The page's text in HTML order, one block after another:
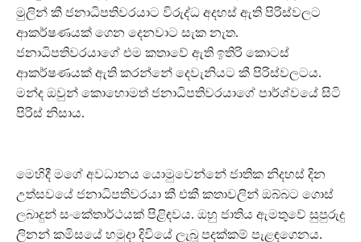
මුලින් කී ජනාධිපතිවරයාට විරුද්ධ අදහස් ඇති පිරිස්වලට
ආකර්ෂණයක් ගෙන දෙනවාට සැක නැත.
ජනාධිපතිවරයාගේ එම කතාවේ ඇති ඉතිරි කොටස්
ආකර්ෂණයක් ඇති කරන්නේ දෙවැනියට කී පිරිස්වලටය.
මන්ද ඔවුන් කොහොමත් ජනාධිපතිවරයාගේ පාර්ශ්වයේ සිටි
පිරිස් නිසාය.
මෙහිදී මගේ අවධානය යොමුවෙන්නේ ජාතික නිදහස් දින
උත්සවයේ ජනාධිපතිවරයා කී එකී කතාවලින් ඔබ්බට ගොස්
ලබාදුන් සංකේතාර්ථයක් පිළිඳවය. ඔහු ජාතිය ඇමතුවේ සුපුරුදු
ලිනන් කමිසයේ හමුදා දිවියේ ලැබූ පදක්කම් පැළඳගෙනය.